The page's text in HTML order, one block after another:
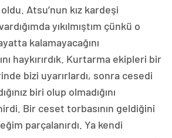
Atsu’nun kız kardeşi
yıkılmıştım çünkü o
kalamayacağını
haykırırdık. Kurtarma ekipleri bir
bizi uyarırlardı, sonra cesedi
biri olup olmadığını
Bir ceset torbasının geldiğini
parçalanırdı. Ya kendi